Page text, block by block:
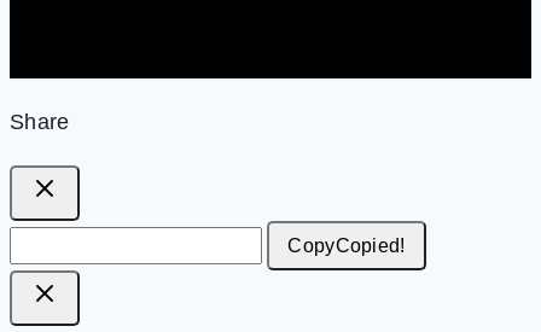
Share
CopyCopied!